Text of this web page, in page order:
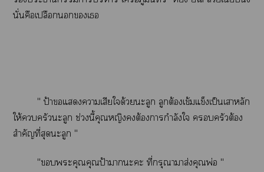
นั่นคือเปลือกเ
" ป้าแาเสียใด้วยะลูก ลูกต้องเข้มแข็งเป็นเาหลัก
ให้ครัวะลูก ช่วงนี้คุณหญิงต้องการกำลังใ ครัวต้อง
สำคัญที่สุดะลูก "
"ะคุณคุณป้าาะะ ที่กรุณามาส่งคุณพ่อ "